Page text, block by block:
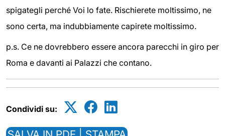
spigategli perché Voi lo fate. Rischierete moltissimo, ne
sono certa, ma indubbiamente capirete moltissimo.
p.s. Ce ne dovrebbero essere ancora parecchi in giro per
Roma e davanti ai Palazzi che contano.
Condividi su: